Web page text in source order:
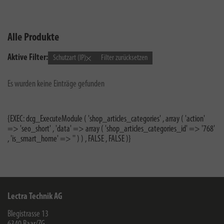
Alle Produkte
Aktive Filter: Schutzart (IP) Filter zurücksetzen
Es wurden keine Einträge gefunden
{EXEC: dcg_ExecuteModule ( 'shop_articles_categories' , array ( 'action'
=> 'seo_short' , 'data' => array ( 'shop_articles_categories_id' => '768'
, 'is_smart_home' => '' ) ) , FALSE , FALSE )}
Lectra Technik AG
Blegistrasse 13